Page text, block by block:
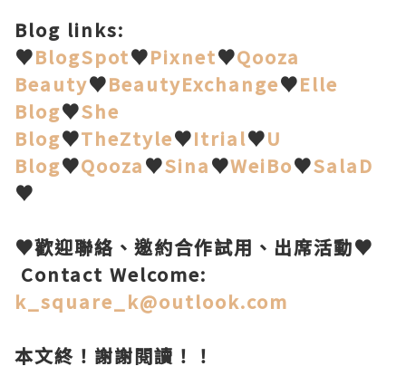
Blog links:
♥BlogSpot♥Pixnet♥Qooza
Beauty♥BeautyExchange♥Elle
Blog♥She
Blog♥TheZtyle♥Itrial♥U
Blog♥Qooza♥Sina♥WeiBo♥SalaD
♥
♥歡迎聯絡、邀約合作試用、出席活動♥
Contact Welcome:
k_square_k@outlook.com
本文終！謝謝閱讀！ ！